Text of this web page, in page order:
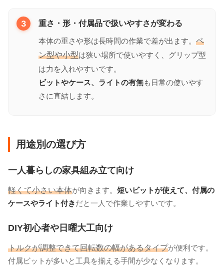
3 重さ・形・付属品で扱いやすさが変わる
本体の重さや形は長時間の作業で差が出ます。 ペ
ン型や小型は狭い場所で使いやすく、グリップ型
は力を入れやすいです。
ビットやケース、ライトの有無も日常の使いやす
さに直結します。
用途別の選び方
一人暮らしの家具組み立て向け
軽くて小さい本体が向きます。 短いビットが使えて、付属の
ケースやライト付きだと一人で作業しやすいです。
DIY初心者や日曜大工向け
トルクが調整できて回転数の幅があるタイプが便利です。
付属ビットが多いと工具を揃える手間が少なくなります。